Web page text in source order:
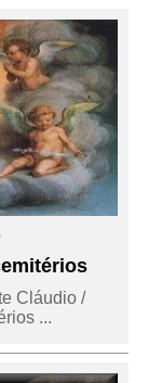
Cláudio /
...